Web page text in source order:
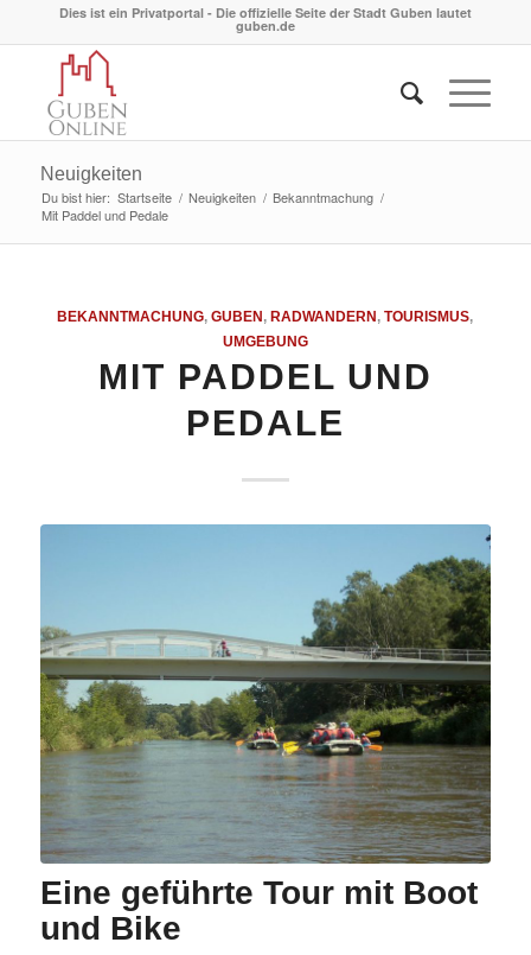
Dies ist ein Privatportal - Die offizielle Seite der Stadt Guben lautet
guben.de
Neuigkeiten
Du bist hier: Startseite / Neuigkeiten / Bekanntmachung /
Mit Paddel und Pedale
BEKANNTMACHUNG,GUBEN,RADWANDERN,TOURISMUS,
UMGEBUNG
MIT PADDEL UND
PEDALE
Eine geführte Tour mit Boot
und Bike